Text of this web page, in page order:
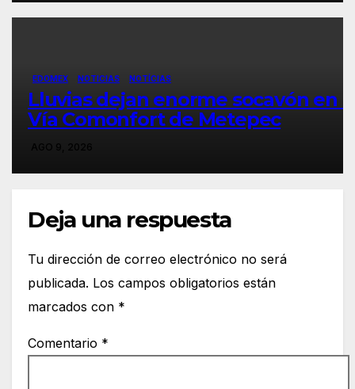
EDOMEX NOTICIAS NOTÍCIAS
Lluvias dejan enorme socavón en
Vía Comonfort de Metepec
Deja una respuesta
Tu dirección de correo electrónico no será
publicada. Los campos obligatorios están
marcados con *
Comentario *